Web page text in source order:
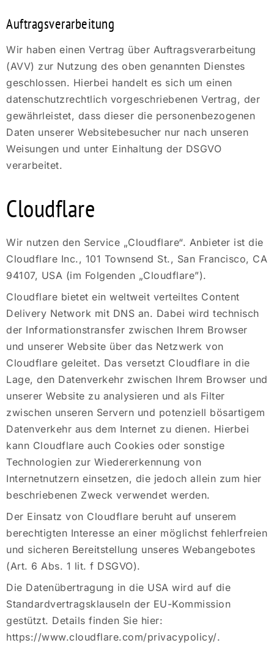
Auftragsverarbeitung
Wir haben einen Vertrag über Auftragsverarbeitung
(AVV) zur Nutzung des oben genannten Dienstes
geschlossen. Hierbei handelt es sich um einen
datenschutzrechtlich vorgeschriebenen Vertrag, der
gewährleistet, dass dieser die personenbezogenen
Daten unserer Websitebesucher nur nach unseren
Weisungen und unter Einhaltung der DSGVO
verarbeitet.
Cloudflare
Wir nutzen den Service „Cloudflare“. Anbieter ist die
Cloudflare Inc., 101 Townsend St., San Francisco, CA
94107, USA (im Folgenden „Cloudflare”).
Cloudflare bietet ein weltweit verteiltes Content
Delivery Network mit DNS an. Dabei wird technisch
der Informationstransfer zwischen Ihrem Browser
und unserer Website über das Netzwerk von
Cloudflare geleitet. Das versetzt Cloudflare in die
Lage, den Datenverkehr zwischen Ihrem Browser und
unserer Website zu analysieren und als Filter
zwischen unseren Servern und potenziell bösartigem
Datenverkehr aus dem Internet zu dienen. Hierbei
kann Cloudflare auch Cookies oder sonstige
Technologien zur Wiedererkennung von
Internetnutzern einsetzen, die jedoch allein zum hier
beschriebenen Zweck verwendet werden.
Der Einsatz von Cloudflare beruht auf unserem
berechtigten Interesse an einer möglichst fehlerfreien
und sicheren Bereitstellung unseres Webangebotes
(Art. 6 Abs. 1 lit. f DSGVO).
Die Datenübertragung in die USA wird auf die
Standardvertragsklauseln der EU-Kommission
gestützt. Details finden Sie hier:
https://www.cloudflare.com/privacypolicy/.